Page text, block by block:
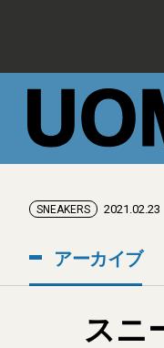
SNEAKERS 2021.02.23
アーカイブ
スニ